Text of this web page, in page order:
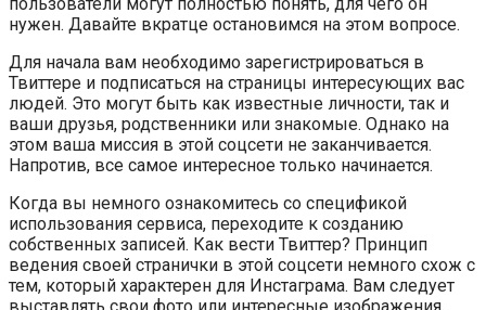
нужен. Давайте вкратце остановимся на этом вопросе.
Для начала вам необходимо зарегистрироваться в
Твиттере и подписаться на страницы интересующих вас
людей. Это могут быть как известные личности, так и
ваши друзья, родственники или знакомые. Однако на
этом ваша миссия в этой соцсети не заканчивается.
Напротив, все самое интересное только начинается.
Когда вы немного ознакомитесь со спецификой
использования сервиса, переходите к созданию
собственных записей. Как вести Твиттер? Принцип
ведения своей странички в этой соцсети немного схож с
тем, который характерен для Инстаграма. Вам следует
выставлять свои фото или интересные изображения,